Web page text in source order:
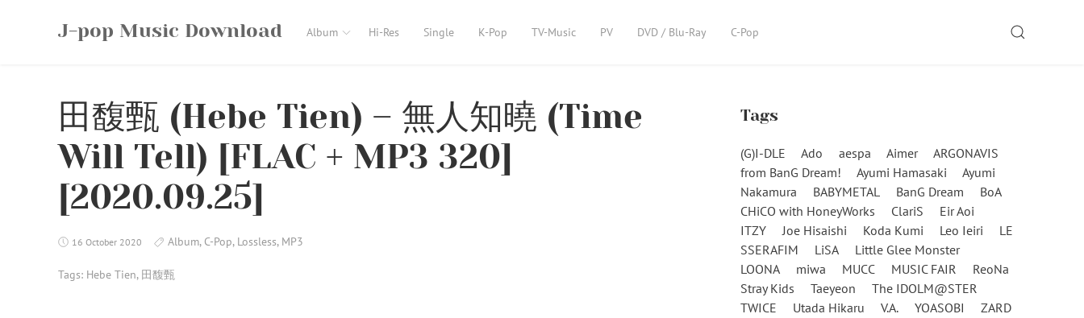
J-pop Music Download Album Hi-Res Single K-Pop TV-Music PV DVD / Blu-Ray C-Pop SEARCH
田馥甄 (Hebe Tien) – 無人知曉 (Time
Will Tell) [FLAC + MP3 320]
[2020.09.25]
16 October 2020 Album, C-Pop, Lossless, MP3
Tags: Hebe Tien, 田馥甄
Tags
(G)I-DLE Ado aespa Aimer
ARGONAVIS
from BanG Dream!
Ayumi Hamasaki
Ayumi
Nakamura
BABYMETAL BanG Dream
BoA
CHiCO with HoneyWorks
ClariS
Eir Aoi
ITZY
Joe Hisaishi Koda Kumi Leo Ieiri
LE
SSERAFIM
LiSA
Little Glee Monster
LOONA
miwa MUCC MUSIC FAIR
ReoNa
Stray Kids
Taeyeon
The IDOLM@STER
TWICE
Utada Hikaru V.A. YOASOBI
ZARD